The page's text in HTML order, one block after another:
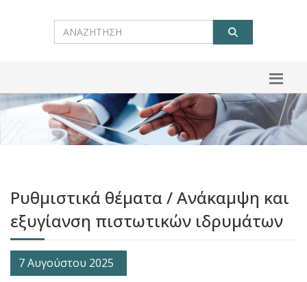
Ρυθμιστικά θέματα / Ανάκαμψη και
εξυγίανση πιστωτικών ιδρυμάτων
7 Αυγούστου 2025